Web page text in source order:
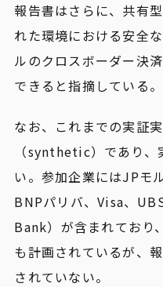
報告書はさらに、共有
れた環境における安全
ルのクロスボーダー決
できると指摘している。
なお、これまでの実証
（synthetic）であり、
い。参加企業にはJPモ
BNPパリバ、Visa、
Bank）が含まれており
も計画されているが、
されていない。